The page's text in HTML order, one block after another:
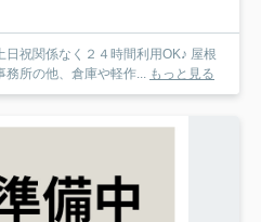
祝関係なく２４時間利用OK♪ 屋根
所の他、倉庫や軽作...
もっと見る